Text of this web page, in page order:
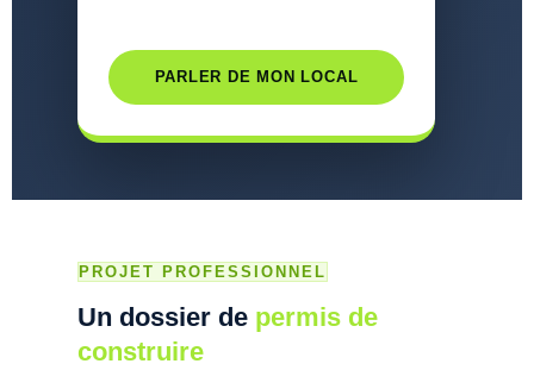
PARLER DE MON LOCAL
PROJET PROFESSIONNEL
Un dossier de permis de
construire